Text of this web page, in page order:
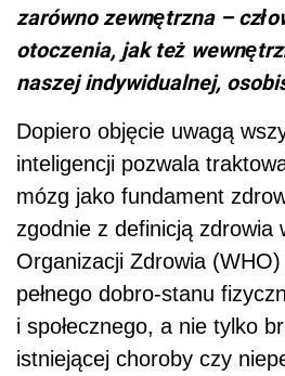
zarówno zewnętrzna –
otoczenia, jak też
naszej indywidualnej,
Dopiero objęcie uwagą
inteligencji pozwala
mózg jako fundament
zgodnie z definicją zdrowia
Organizacji Zdrowia
pełnego dobro-stanu
i społecznego, a nie tylko
istniejącej choroby czy